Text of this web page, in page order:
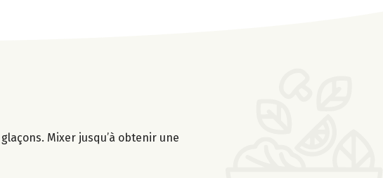
Mixer jusqu’à obtenir une